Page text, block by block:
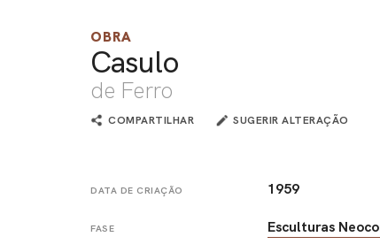
OBRA
Casulo
de Ferro
COMPARTILHAR SUGERIR ALTERAÇÃO
DATA DE CRIAÇÃO 1959
FASE Esculturas